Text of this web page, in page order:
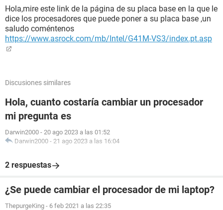
Hola,mire este link de la página de su placa base en la que le
dice los procesadores que puede poner a su placa base ,un
saludo coméntenos
https://www.asrock.com/mb/Intel/G41M-VS3/index.pt.asp
Discusiones similares
Hola, cuanto costaría cambiar un procesador
mi pregunta es
Darwin2000 - 20 ago 2023 a las 01:52
Darwin2000 - 21 ago 2023 a las 16:04
2 respuestas
¿Se puede cambiar el procesador de mi laptop?
ThepurgeKing - 6 feb 2021 a las 22:35